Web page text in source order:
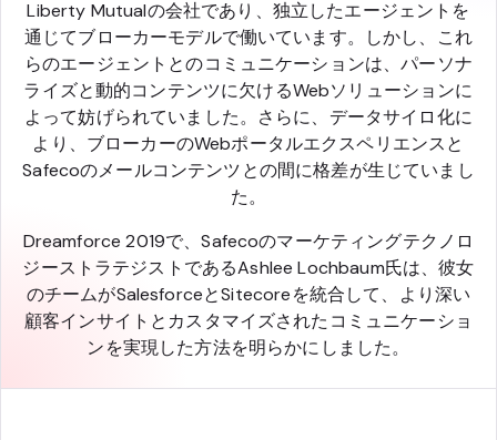
Liberty Mutualの会社であり、独立したエージェントを
通じてブローカーモデルで働いています。しかし、これ
らのエージェントとのコミュニケーションは、パーソナ
ライズと動的コンテンツに欠けるWebソリューションに
よって妨げられていました。さらに、データサイロ化に
より、ブローカーのWebポータルエクスペリエンスと
Safecoのメールコンテンツとの間に格差が生じていまし
た。
Dreamforce 2019で、Safecoのマーケティングテクノロ
ジーストラテジストであるAshlee Lochbaum氏は、彼女
のチームがSalesforceとSitecoreを統合して、より深い
顧客インサイトとカスタマイズされたコミュニケーショ
ンを実現した方法を明らかにしました。